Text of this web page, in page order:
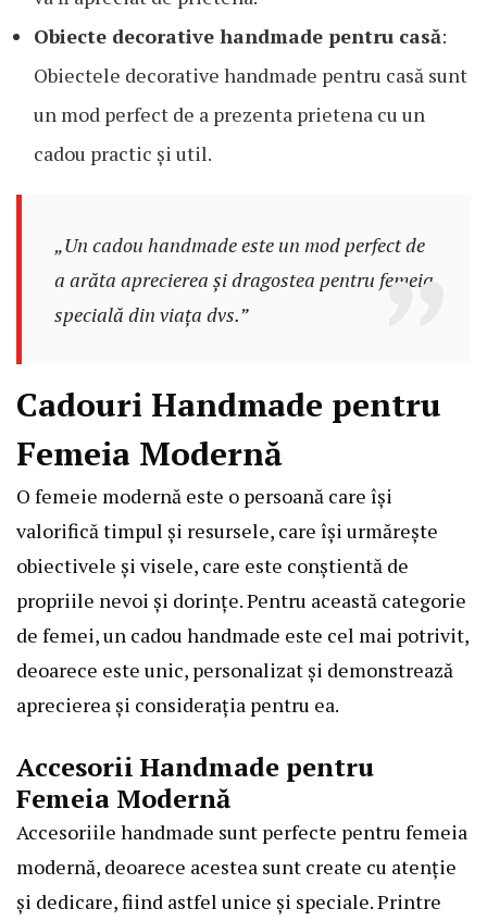
Obiecte decorative handmade pentru casă:
Obiectele decorative handmade pentru casă sunt
un mod perfect de a prezenta prietena cu un
cadou practic și util.
„Un cadou handmade este un mod perfect de
a arăta aprecierea și dragostea pentru femeia
specială din viața dvs.”
Cadouri Handmade pentru
Femeia Modernă
O femeie modernă este o persoană care își
valorifică timpul și resursele, care își urmărește
obiectivele și visele, care este conștientă de
propriile nevoi și dorințe. Pentru această categorie
de femei, un cadou handmade este cel mai potrivit,
deoarece este unic, personalizat și demonstrează
aprecierea și considerația pentru ea.
Accesorii Handmade pentru
Femeia Modernă
Accesoriile handmade sunt perfecte pentru femeia
modernă, deoarece acestea sunt create cu atenție
și dedicare, fiind astfel unice și speciale. Printre